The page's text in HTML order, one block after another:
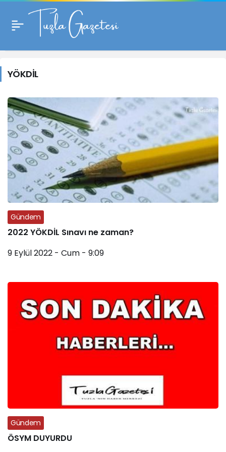
YÖKDİL
Haberleri
YÖKDİL
Gündem
2022 YÖKDİL Sınavı ne zaman?
9 Eylül 2022 - Cum - 9:09
Gündem
ÖSYM DUYURDU